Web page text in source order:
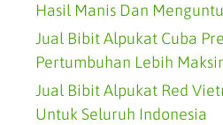
Hasil Manis Dan
Jual Bibit Alpukat Cuba
Pertumbuhan Lebih
Jual Bibit Alpukat Red
Untuk Seluruh Indonesia